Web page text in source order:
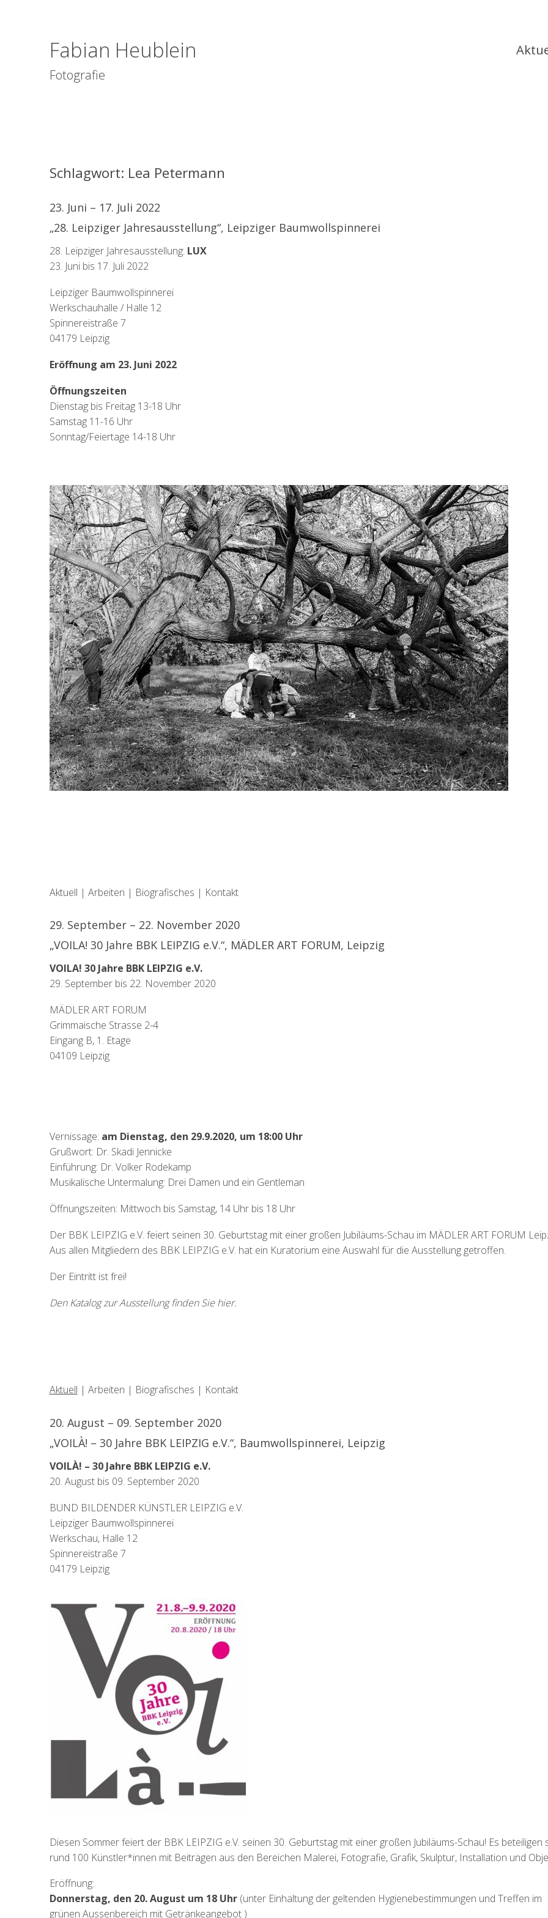
Fabian Heublein
Fotografie
Schlagwort: Lea Petermann
23. Juni – 17. Juli 2022
„28. Leipziger Jahresausstellung“, Leipziger Baumwollspinnerei
28. Leipziger Jahresausstellung: LUX
23. Juni bis 17. Juli 2022
Leipziger Baumwollspinnerei
Werkschauhalle / Halle 12
Spinnereistraße 7
04179 Leipzig
Eröffnung am 23. Juni 2022
Öffnungszeiten
Dienstag bis Freitag 13-18 Uhr
Samstag 11-16 Uhr
Sonntag/Feiertage 14-18 Uhr
Aktuell | Arbeiten | Biografisches | Kontakt
29. September – 22. November 2020
„VOILA! 30 Jahre BBK LEIPZIG e.V.“, MÄDLER ART FORUM, Leipzig
VOILA! 30 Jahre BBK LEIPZIG e.V.
29. September bis 22. November 2020
MÄDLER ART FORUM
Grimmaische Strasse 2-4
Eingang B, 1. Etage
04109 Leipzig
Vernissage: am Dienstag, den 29.9.2020, um 18:00 Uhr
Grußwort: Dr. Skadi Jennicke
Einführung: Dr. Volker Rodekamp
Musikalische Untermalung: Drei Damen und ein Gentleman
Öffnungszeiten: Mittwoch bis Samstag, 14 Uhr bis 18 Uhr
Der BBK LEIPZIG e.V. feiert seinen 30. Geburtstag mit einer großen Jubiläums-Schau im MÄDLER ART FORUM
Aus allen Mitgliedern des BBK LEIPZIG e.V. hat ein Kuratorium eine Auswahl für die Ausstellung getroffen.
Der Eintritt ist frei!
Den Katalog zur Ausstellung finden Sie hier.
Aktuell | Arbeiten | Biografisches | Kontakt
20. August – 09. September 2020
„VOILÀ! – 30 Jahre BBK LEIPZIG e.V.“, Baumwollspinnerei, Leipzig
VOILÀ! – 30 Jahre BBK LEIPZIG e.V.
20. August bis 09. September 2020
BUND BILDENDER KÜNSTLER LEIPZIG e.V.
Leipziger Baumwollspinnerei
Werkschau, Halle 12
Spinnereistraße 7
04179 Leipzig
Diesen Sommer feiert der BBK LEIPZIG e.V. seinen 30. Geburtstag mit einer großen Jubiläums-Schau! Es beteiligen
rund 100 Künstler*innen mit Beiträgen aus den Bereichen Malerei, Fotografie, Grafik, Skulptur, Installation und
Eröffnung:
Donnerstag, den 20. August um 18 Uhr(unter Einhaltung der geltenden Hygienebestimmungen und Treffen im
grünen Aussenbereich mit Getränkeangebot )